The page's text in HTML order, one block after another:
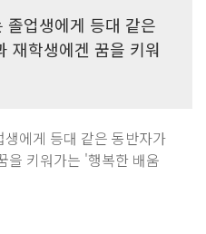
졸업생에게 등대 같은
재학생에겐 꿈을 키워
에게 등대 같은 동반자가
을 키워가는 '행복한 배움